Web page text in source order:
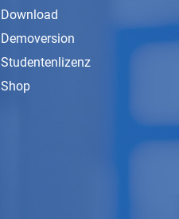
Download
Demoversion
Studentenlizenz
Shop